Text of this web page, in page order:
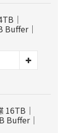
｜
Buffer｜
16TB｜
Buffer｜